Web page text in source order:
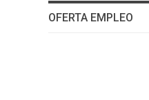
OFERTA EMPLEO